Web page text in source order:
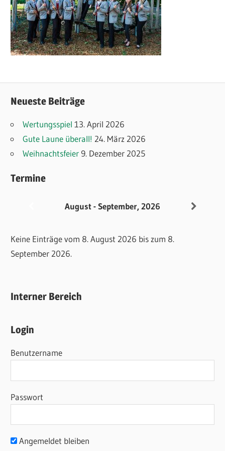
Neueste Beiträge
Wertungsspiel 13. April 2026
Gute Laune überall! 24. März 2026
Weihnachtsfeier 9. Dezember 2025
Termine
August - September, 2026
Keine Einträge vom 8. August 2026 bis zum 8.
September 2026.
Interner Bereich
Login
Benutzername
Passwort
Angemeldet bleiben